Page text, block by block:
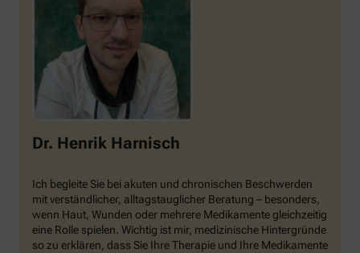
Dr. Henrik Harnisch
Ich begleite Sie bei akuten und chronischen Beschwerden
mit verständlicher, alltagstauglicher Beratung – besonders,
wenn Haut, Wunden oder mehrere Medikamente gleichzeitig
eine Rolle spielen. Wichtig ist mir, medizinische Hintergründe
so zu erklären, dass Sie Ihre Therapie und Ihre Medikamente